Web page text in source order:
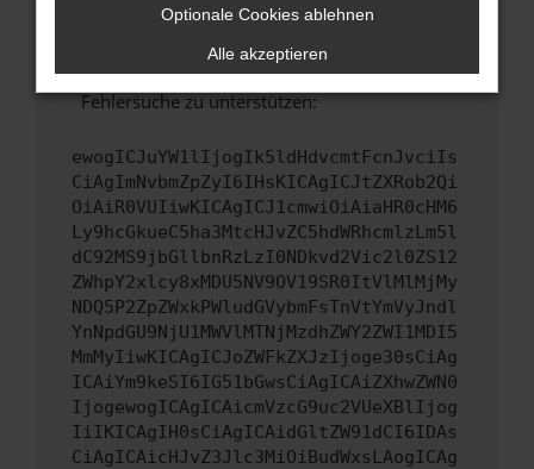
hast, kontaktiere uns bitte. Wir werden
versuchen, das Problem zu beheben. Du kannst
uns diesen Text schicken, um uns bei der
Fehlersuche zu unterstützen:
ewogICJuYW1lIjogIk5ldHdvcmtFcnJvciIs
CiAgImNvbmZpZyI6IHsKICAgICJtZXRob2Qi
OiAiR0VUIiwKICAgICJ1cmwiOiAiaHR0cHM6
Ly9hcGkueC5ha3MtcHJvZC5hdWRhcmlzLm5l
dC92MS9jbGllbnRzLzI0NDkvd2Vic2l0ZS12
ZWhpY2xlcy8xMDU5NV9OV19SR0ItVlMlMjMy
NDQ5P2ZpZWxkPWludGVybmFsTnVtYmVyJndl
YnNpdGU9NjU1MWVlMTNjMzdhZWY2ZWI1MDI5
MmMyIiwKICAgICJoZWFkZXJzIjoge30sCiAg
ICAiYm9keSI6IG51bGwsCiAgICAiZXhwZWN0
IjogewogICAgICAicmVzcG9uc2VUeXBlIjog
IiIKICAgIH0sCiAgICAidGltZW91dCI6IDAs
CiAgICAicHJvZ3Jlc3MiOiBudWxsLAogICAg
Optionale Cookies ablehnen
Alle akzeptieren